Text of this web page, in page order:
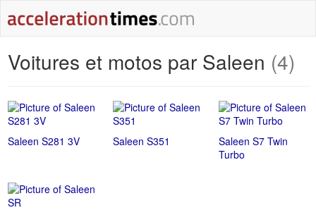
Voitures et motos par Saleen (4)
Saleen S281 3V Saleen S351
Saleen S7 Twin
Turbo